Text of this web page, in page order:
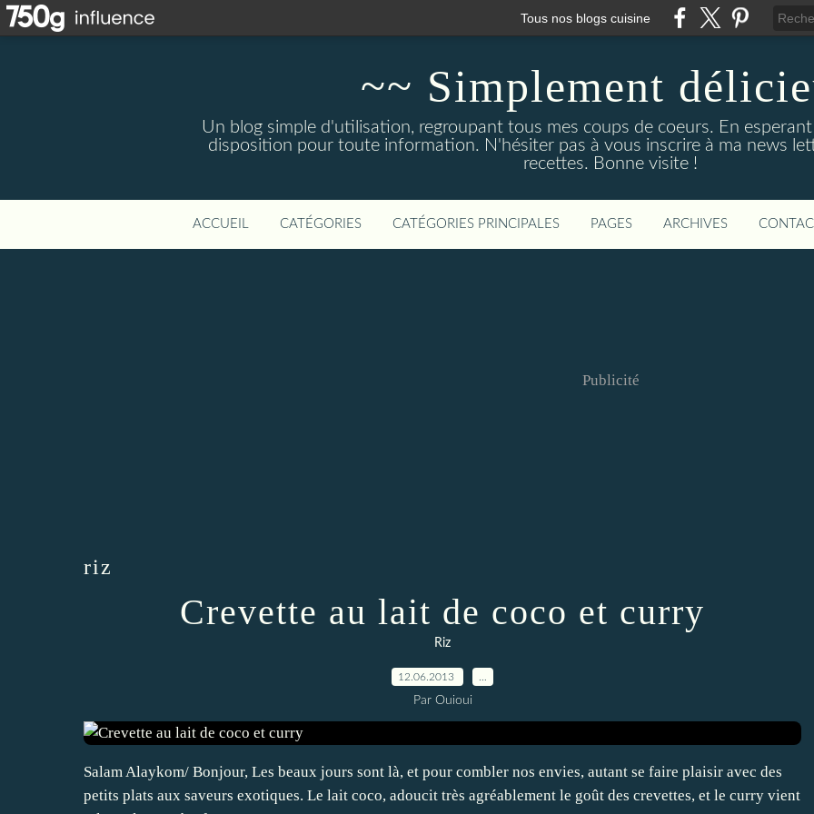
Tous nos blogs cuisine
~~ Simplement
Un blog simple d'utilisation, regroupant tous mes coups de coeurs. En
disposition pour toute information. N'hésiter pas à vous inscrire à ma news
recettes. Bonne visite !
ACCUEIL CATÉGORIES CATÉGORIES PRINCIPALES PAGES ARCHIVES
Publicité
riz
Crevette au lait de coco et curry
Riz
12.06.2013
Par Ouioui
Salam Alaykom/ Bonjour, Les beaux jours sont là, et pour combler nos envies, autant se faire plaisir avec des
petits plats aux saveurs exotiques. Le lait coco, adoucit très agréablement le goût des crevettes, et le curry vient